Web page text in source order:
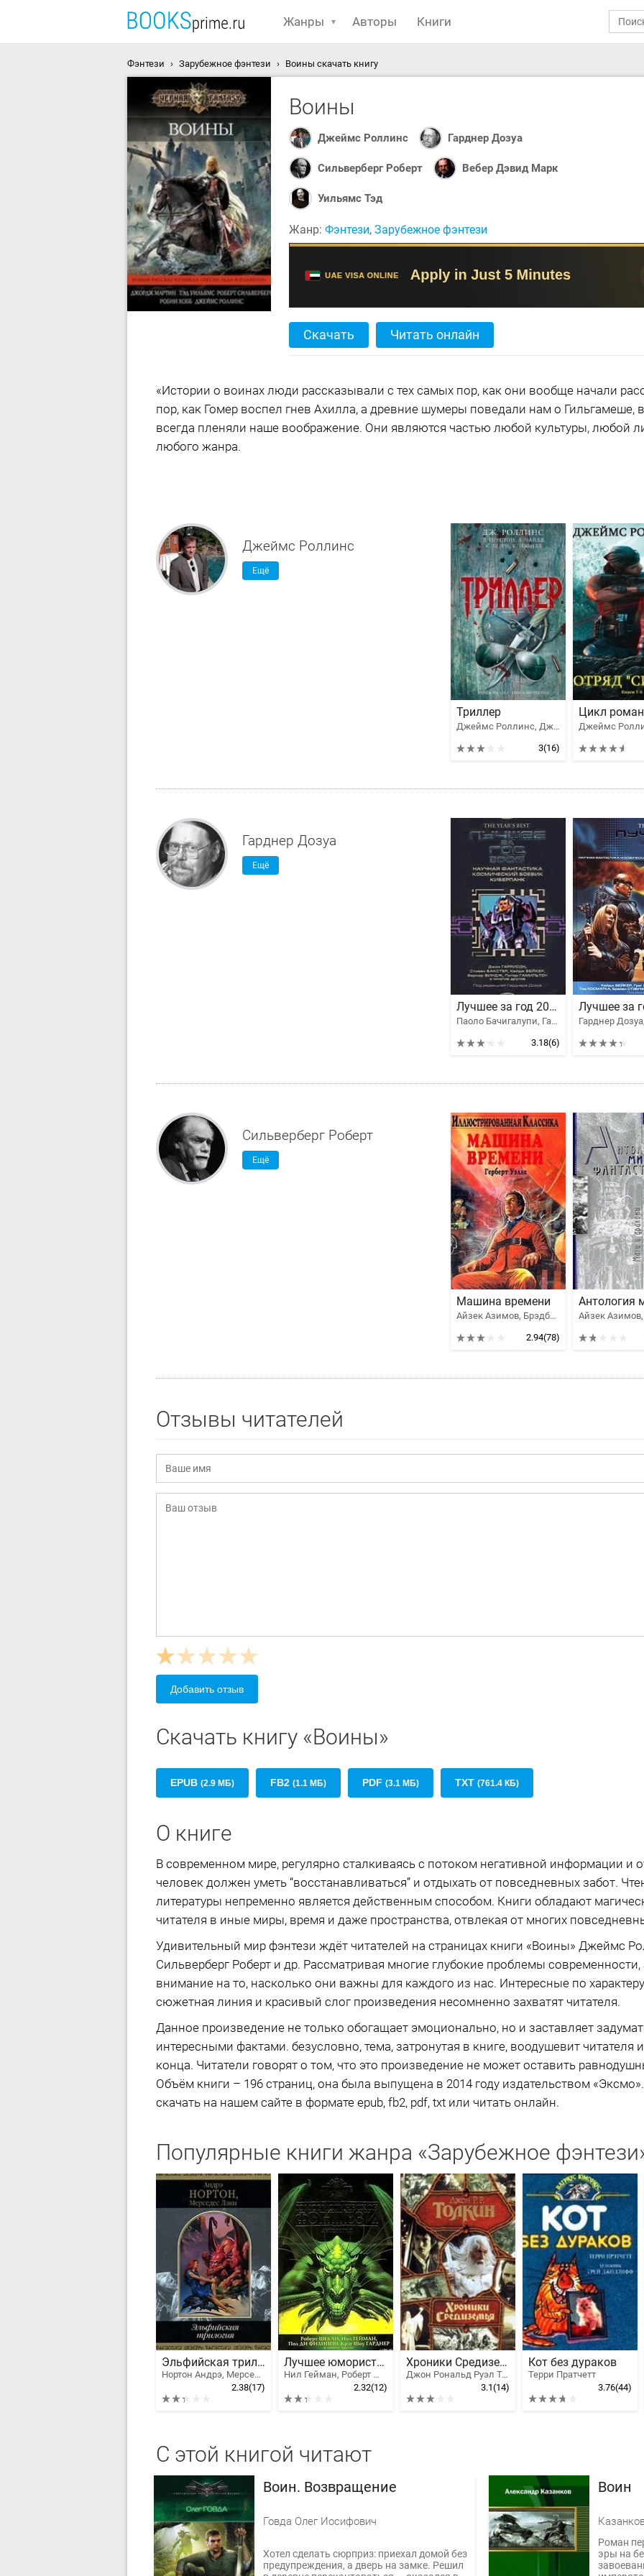
Жанры Авторы Книги
Фэнтези Зарубежное фэнтези Воины скачать книгу
Воины
Джеймс Роллинс Гарднер Дозуа
Сильверберг Роберт Вебер Дэвид Марк
Уильямс Тэд
Жанр: Фэнтези, Зарубежное фэнтези
Скачать Читать онлайн
«Истории о воинах люди рассказывали с тех самых пор, как они вообще начали
пор, как Гомер воспел гнев Ахилла, а древние шумеры поведали нам о Гильгамеше,
всегда пленяли наше воображение. Они являются частью любой культуры, любой
любого жанра.
Джеймс Роллинс
Ещё
Триллер
Джеймс Роллинс, Джеймс Паттерсон, Вебер Дэвид Марк, Конрат Дж. А., Линдс Гейл, Гриппандо Джеймс, Грэм Хизер, Сигел Джеймс, Палмер Майкл, Палмер Дэниел, Нэвилл К., Дуглас Престон & Линкольн Чайлд, С. Берри
3(16)
Джеймс
Гарднер Дозуа
Ещё
Лучшее за год 2006: Научная фантастика, космический боевик, киберпанк
Паоло Бачигалупи, Гарднер Дозуа, Дэниел Абрахам, Сингх Вандана, Розенбаум Бенджамин, Биссон Терри Бэллантин, Бейкер Кейдж, Нэнси Кресс, Стивен Бакстер, Арнасон Элинор, Флинн Майкл Фрэнсис, Моулз Дэвид, Виндж Вернор Стефан, Мэрфи Пэт, Уильямс Уолтер Йон, Гаррисон М. Джон, Келли Джеймс Патрик, Гамильтон Питер Ф., Роуи Кристофер, Харрисон Майкл Джон, Гаррисон Джон
3.18(6)
Сильверберг Роберт
Ещё
Машина времени
Айзек Азимов, Брэдбери Рэй Дуглас, Бестер Альфред, Роберт Шекли, Уэллс Герберт Джордж, Клейн Жерар, Уиндем Джон Паркс Лукас Бейнон Харрис, Сильверберг Роберт, Кэмпбелл Джон Вуд, Генкин Валерий Исаакович, Кацура Александр Васильевич, Филипп Хосе Фармер
2.94(78)
Отзывы читателей
Добавить отзыв
Скачать книгу «Воины»
EPUB (2.9 МБ) FB2 (1.1 МБ) PDF (3.1 МБ) TXT (761.4 КБ)
О книге
В современном мире, регулярно сталкиваясь с потоком негативной информации и
человек должен уметь “восстанавливаться” и отдыхать от повседневных забот.
литературы непременно является действенным способом. Книги обладают
читателя в иные миры, время и даже пространства, отвлекая от многих
Удивительный мир фэнтези ждёт читателей на страницах книги «Воины» Джеймс
Сильверберг Роберт и др. Рассматривая многие глубокие проблемы
внимание на то, насколько они важны для каждого из нас. Интересные по
сюжетная линия и красивый слог произведения несомненно захватят читателя.
Данное произведение не только обогащает эмоционально, но и заставляет
интересными фактами. безусловно, тема, затронутая в книге, воодушевит читателя
конца. Читатели говорят о том, что это произведение не может оставить
Объём книги – 196 страниц, она была выпущена в 2014 году издательством
скачать на нашем сайте в формате epub, fb2, pdf, txt или читать онлайн.
Популярные книги жанра «Зарубежное
Эльфийская трилогия
Нортон Андрэ, Мерседес Лаки
2.38(17)
Лучшее юмористическое фэнтези. Антология
Нил Гейман, Роберт Шекли, Андерсон Пол Уильям, Робертс Адам, Диксон Гордон Руперт, Гуларт Рон, Пол Ди Филиппо, Хьюз Рис, Лэнгфорд Дэвид, Баллантайн Тони, Фриснер Эстер М., Холт Том, Гарднер Крэг Шоу, Дженнингс Гэри, Пайри Стивен, Лонг Лэрд, Лой Роберт, Бродерик Дэмиен, Ричардсон Морис, Редвуд Стив, Браун Молли, Армстронг Энтони, Геренсер Том, Андерсон Гейл-Нина, Роллинс Грей, Вард Синтия, Тодд Мэрилин, Эпплтон Эверард Джек, Морресси Джон, Стоктон Фрэнк Ричард
2.32(12)
Хроники Средиземья
Джон Рональд Руэл Толкиен
3.1(14)
Кот без дураков
Терри Пратчетт
3.76(44)
С этой книгой читают
Воин. Возвращение
Говда Олег Иосифович
Хотел сделать сюрприз: приехал домой без
предупреждения, а дверь на замке. Решил
Воин
Роман
эры на